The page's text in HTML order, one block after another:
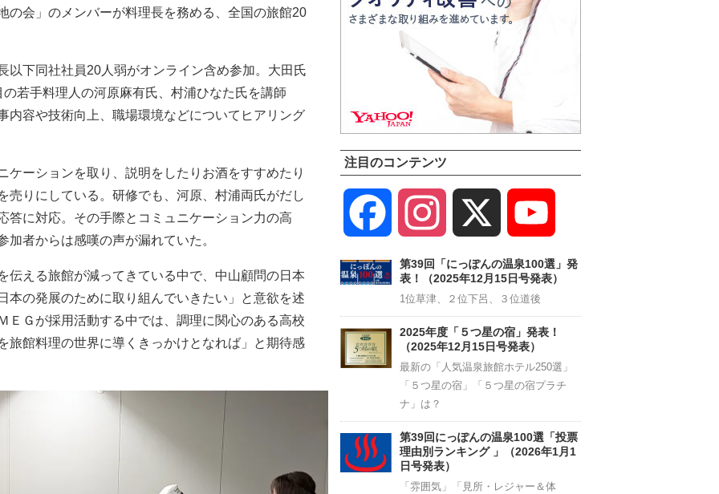
の会」のメンバーが料理長を務める、全国の旅館20
下同社社員20人弱がオンライン含め参加。大田氏
若手料理人の河原麻有氏、村浦ひなた氏を講師
内容や技術向上、職場環境などについてヒアリング
ーションを取り、説明をしたりお酒をすすめたり
売りにしている。研修でも、河原、村浦両氏がだし
答に対応。その手際とコミュニケーション力の高
者からは感嘆の声が漏れていた。
える旅館が減ってきている中で、中山顧問の日本
本の発展のために取り組んでいきたい」と意欲を述
ＥＧが採用活動する中では、調理に関心のある高校
旅館料理の世界に導くきっかけとなれば」と期待感
注目のコンテンツ
Facebook Instagram
Channel
第39回「にっぽんの温泉100選」発
表！（2025年12月15日号発表）
1位草津、２位下呂、３位道後
2025年度「５つ星の宿」発表！
（2025年12月15日号発表）
最新の「人気温泉旅館ホテル250選」
「５つ星の宿」「５つ星の宿プラチ
ナ」は？
第39回にっぽんの温泉100選「投票
理由別ランキング 」（2026年1月1
日号発表）
「雰囲気」「見所・レジャー＆体